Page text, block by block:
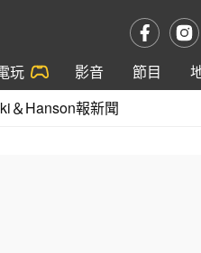
玩 影音 節目
＆Hanson報新聞